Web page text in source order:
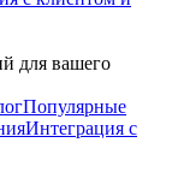
для вашего
Популярные
Интеграция с